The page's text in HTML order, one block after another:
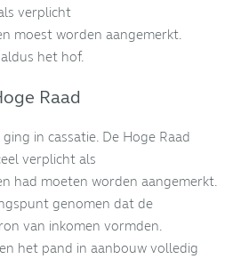
verplicht
moest worden aangemerkt.
het hof.
Raad
in cassatie. De Hoge Raad
verplicht als
had moeten worden aangemerkt.
genomen dat de
van inkomen vormden.
het pand in aanbouw volledig